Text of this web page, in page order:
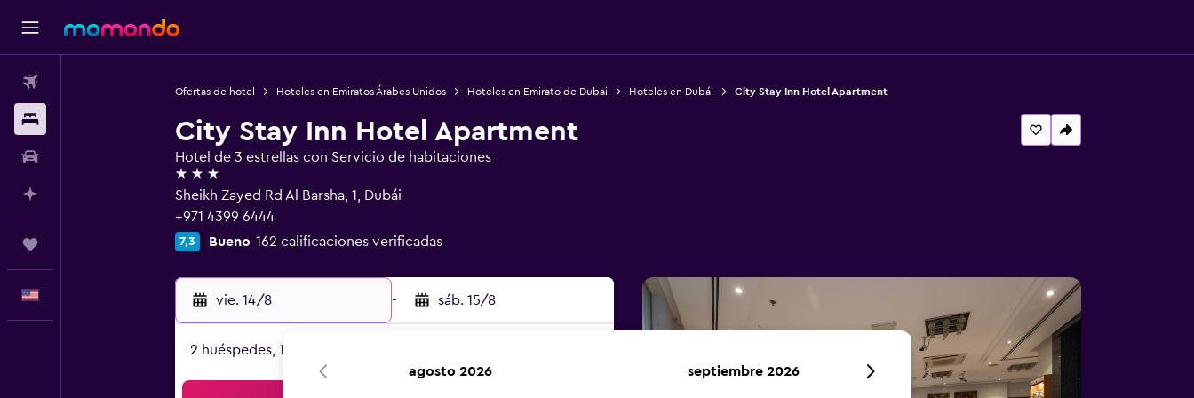
Ofertas de hotel Hoteles en Emiratos Árabes Unidos Hoteles en Emirato de Dubai Hoteles en Dubái City Stay Inn Hotel Apartment
City Stay Inn Hotel Apartment
Hotel de 3 estrellas con Servicio de habitaciones
3 estrellas
Sheikh Zayed Rd Al Barsha, 1, Dubái
+971 4399 6444
7,3 Bueno 162 calificaciones verificadas
vie. 14/8 - sáb. 15/8
2 huéspedes, 1 habitación
agosto 2026 septiembre 2026